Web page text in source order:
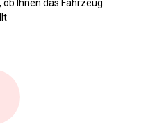
Ihnen das Fahrzeug